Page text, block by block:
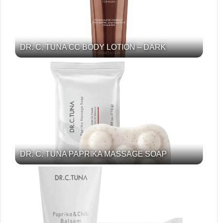
DR. C. TUNA CC BODY LOTION – DARK
DR. C. TUNA PAPRIKA MASSAGE SOAP